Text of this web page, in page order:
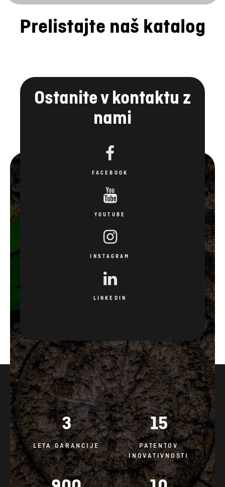
Prelistajte naš katalog
Ostanite v kontaktu z
nami
FACEBOOK
YOUTUBE
INSTAGRAM
LINKEDIN
3
LETA GARANCIJE
15
PATENTOV
INOVATIVNOSTI